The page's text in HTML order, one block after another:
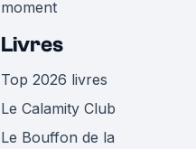
moment
Livres
Top 2026 livres
Le Calamity Club
Le Bouffon de la